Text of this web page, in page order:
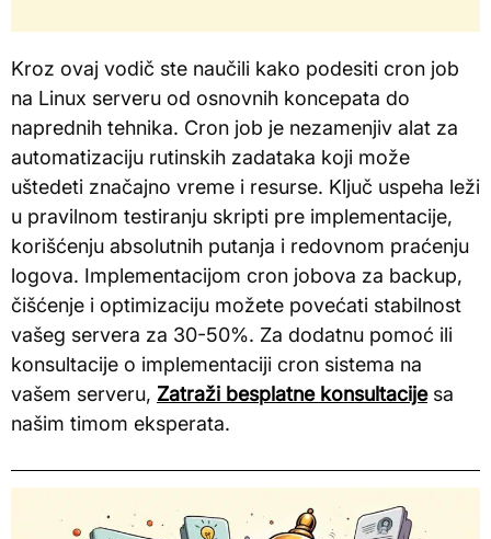
Kroz ovaj vodič ste naučili kako podesiti cron job
na Linux serveru od osnovnih koncepata do
naprednih tehnika. Cron job je nezamenjiv alat za
automatizaciju rutinskih zadataka koji može
uštedeti značajno vreme i resurse. Ključ uspeha leži
u pravilnom testiranju skripti pre implementacije,
korišćenju absolutnih putanja i redovnom praćenju
logova. Implementacijom cron jobova za backup,
čišćenje i optimizaciju možete povećati stabilnost
vašeg servera za 30-50%. Za dodatnu pomoć ili
konsultacije o implementaciji cron sistema na
vašem serveru, Zatraži besplatne konsultacijesa
našim timom eksperata.